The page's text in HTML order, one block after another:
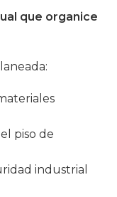
que organice
piso de
industrial